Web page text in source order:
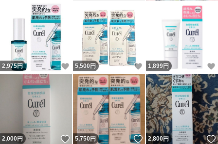
2,975円 いいね！
5,500円 いいね！
1,899円
2,000円 いいね！
5,750円 いいね！
2,800円